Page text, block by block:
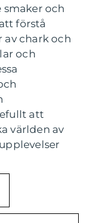
och
förstå
chark och
och
att
världen av